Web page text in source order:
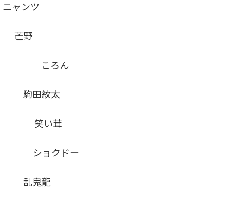
ャンツ
芒野
イト ころん
駒田紋太
ド 笑い茸
ショクドー
乱鬼龍